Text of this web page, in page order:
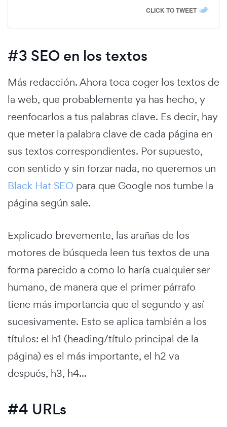
CLICK TO TWEET
#3 SEO en los textos
Más redacción. Ahora toca coger los textos de
la web, que probablemente ya has hecho, y
reenfocarlos a tus palabras clave. Es decir, hay
que meter la palabra clave de cada página en
sus textos correspondientes. Por supuesto,
con sentido y sin forzar nada, no queremos un
Black Hat SEO para que Google nos tumbe la
página según sale.
Explicado brevemente, las arañas de los
motores de búsqueda leen tus textos de una
forma parecido a como lo haría cualquier ser
humano, de manera que el primer párrafo
tiene más importancia que el segundo y así
sucesivamente. Esto se aplica también a los
títulos: el h1 (heading/título principal de la
página) es el más importante, el h2 va
después, h3, h4...
#4 URLs